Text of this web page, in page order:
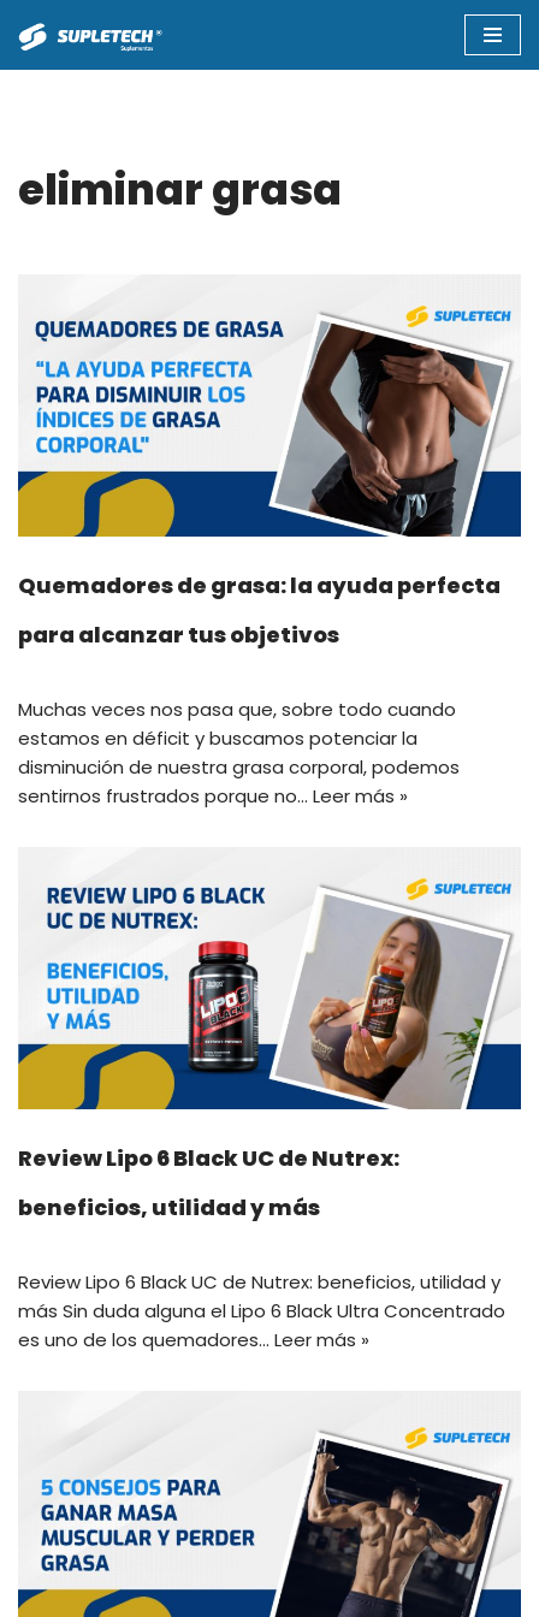
Saltar
eliminar grasa
Quemadores de grasa: la ayuda perfecta
para alcanzar tus objetivos
Muchas veces nos pasa que, sobre todo cuando
estamos en déficit y buscamos potenciar la
disminución de nuestra grasa corporal, podemos
sentirnos frustrados porque no… Leer más »
Review Lipo 6 Black UC de Nutrex:
beneficios, utilidad y más
Review Lipo 6 Black UC de Nutrex: beneficios, utilidad y
más Sin duda alguna el Lipo 6 Black Ultra Concentrado
es uno de los quemadores… Leer más »